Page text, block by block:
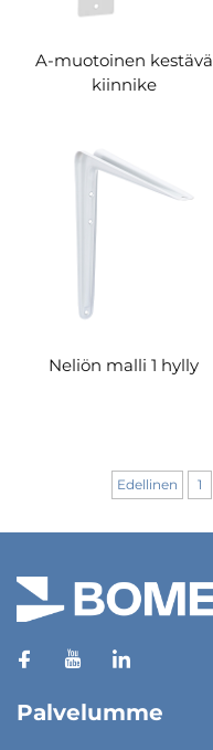
A-muotoinen kestävä
kiinnike
Neliön malli 1 hylly
Edellinen 1
Palvelumme